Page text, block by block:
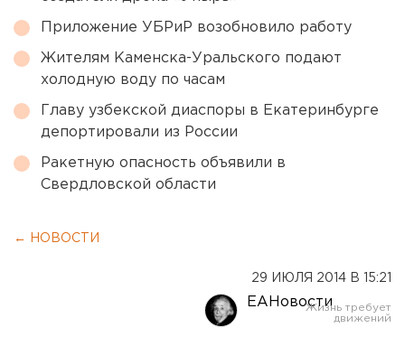
Приложение УБРиР возобновило работу
Жителям Каменска-Уральского подают
холодную воду по часам
Главу узбекской диаспоры в Екатеринбурге
депортировали из России
Ракетную опасность объявили в
Свердловской области
← НОВОСТИ
29 ИЮЛЯ 2014 В 15:21
ЕАНовости